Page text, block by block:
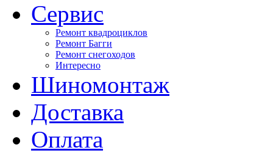
Сервис
Ремонт квадроциклов
Ремонт Багги
Ремонт снегоходов
Интересно
Шиномонтаж
Доставка
Оплата